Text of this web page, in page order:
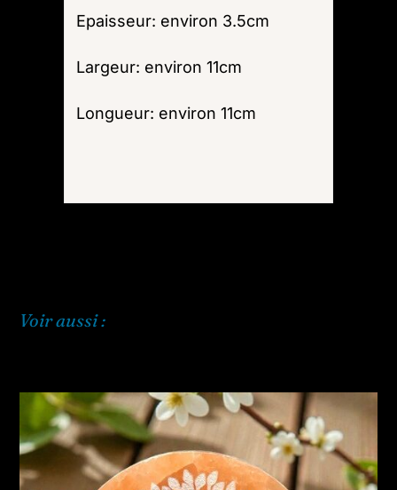
Epaisseur: environ 3.5cm
Largeur: environ 11cm
Longueur: environ 11cm
Voir aussi :